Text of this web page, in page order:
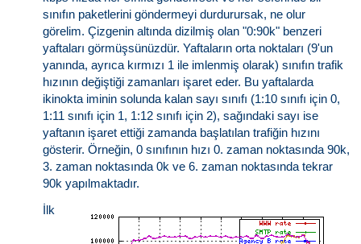
sınıfın paketlerini göndermeyi durdurursak, ne olur
görelim. Çizgenin altında dizilmiş olan "0:90k" benzeri
yaftaları görmüşsünüzdür. Yaftaların orta noktaları (9'un
yanında, ayrıca kırmızı 1 ile imlenmiş olarak) sınıfın trafik
hızının değiştiği zamanları işaret eder. Bu yaftalarda
ikinokta iminin solunda kalan sayı sınıfı (1:10 sınıfı için 0,
1:11 sınıfı için 1, 1:12 sınıfı için 2), sağındaki sayı ise
yaftanın işaret ettiği zamanda başlatılan trafiğin hızını
gösterir. Örneğin, 0 sınıfının hızı 0. zaman noktasında 90k,
3. zaman noktasında 0k ve 6. zaman noktasında tekrar
90k yapılmaktadır.
İlk